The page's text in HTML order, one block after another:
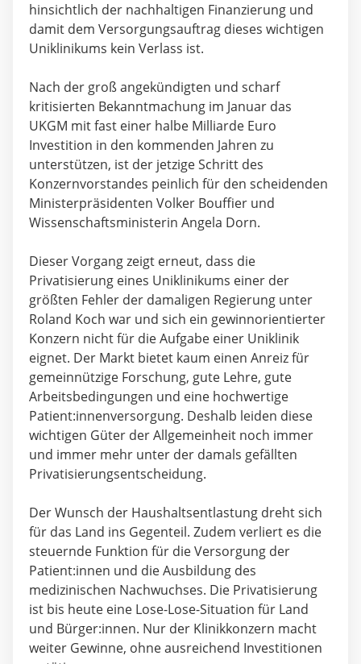
hinsichtlich der nachhaltigen Finanzierung und
damit dem Versorgungsauftrag dieses wichtigen
Uniklinikums kein Verlass ist.
Nach der groß angekündigten und scharf
kritisierten Bekanntmachung im Januar das
UKGM mit fast einer halbe Milliarde Euro
Investition in den kommenden Jahren zu
unterstützen, ist der jetzige Schritt des
Konzernvorstandes peinlich für den scheidenden
Ministerpräsidenten Volker Bouffier und
Wissenschaftsministerin Angela Dorn.
Dieser Vorgang zeigt erneut, dass die
Privatisierung eines Uniklinikums einer der
größten Fehler der damaligen Regierung unter
Roland Koch war und sich ein gewinnorientierter
Konzern nicht für die Aufgabe einer Uniklinik
eignet. Der Markt bietet kaum einen Anreiz für
gemeinnützige Forschung, gute Lehre, gute
Arbeitsbedingungen und eine hochwertige
Patient:innenversorgung. Deshalb leiden diese
wichtigen Güter der Allgemeinheit noch immer
und immer mehr unter der damals gefällten
Privatisierungsentscheidung.
Der Wunsch der Haushaltsentlastung dreht sich
für das Land ins Gegenteil. Zudem verliert es die
steuernde Funktion für die Versorgung der
Patient:innen und die Ausbildung des
medizinischen Nachwuchses. Die Privatisierung
ist bis heute eine Lose-Lose-Situation für Land
und Bürger:innen. Nur der Klinikkonzern macht
weiter Gewinne, ohne ausreichend Investitionen